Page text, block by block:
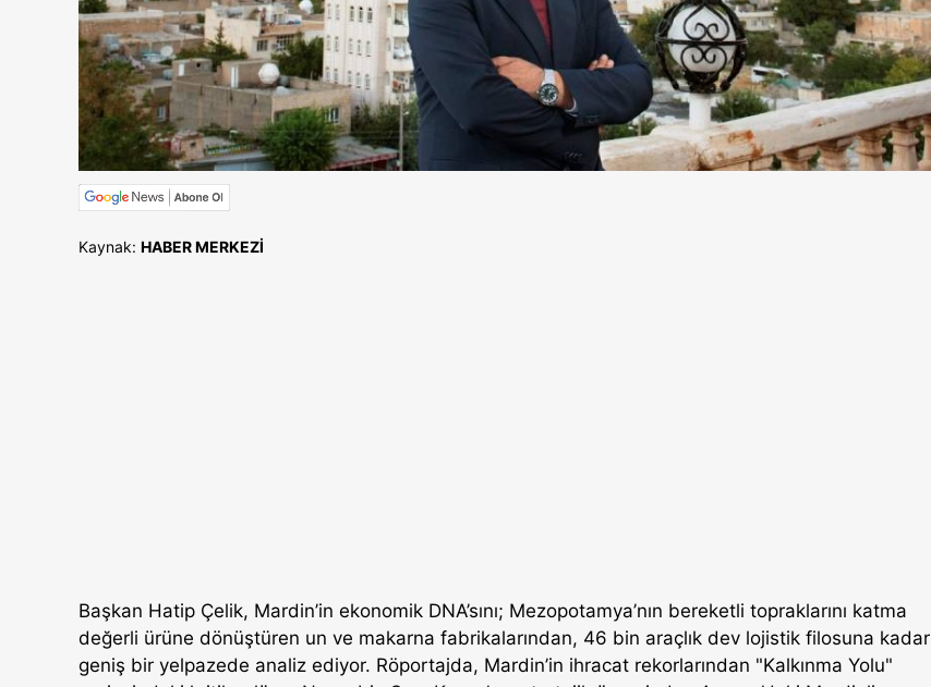
Kaynak: HABER MERKEZİ
Başkan Hatip Çelik, Mardin’in ekonomik DNA’sını; Mezopotamya’nın bereketli topraklarını katma
değerli ürüne dönüştüren un ve makarna fabrikalarından, 46 bin araçlık dev lojistik filosuna kadar
geniş bir yelpazede analiz ediyor. Röportajda, Mardin’in ihracat rekorlarından "Kalkınma Yolu"